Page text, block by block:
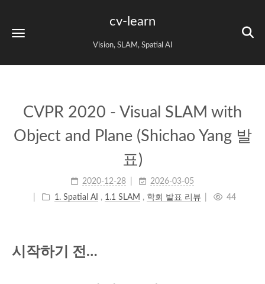
cv-learn
Vision, SLAM, Spatial AI
CVPR 2020 - Visual SLAM with
Object and Plane (Shichao Yang 발
표)
2020-12-28
2026-03-05
1. Spatial AI , 1.1 SLAM , 학회 발표 리뷰 44
시작하기 전…